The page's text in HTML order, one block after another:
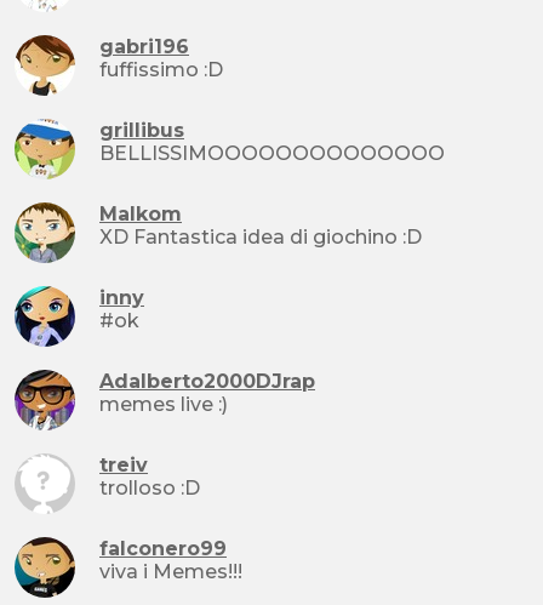
gabri196
fuffissimo :D
grillibus
BELLISSIMOOOOOOOOOOOOOO
Malkom
XD Fantastica idea di giochino :D
inny
#ok
Adalberto2000DJrap
memes live :)
treiv
trolloso :D
falconero99
viva i Memes!!!